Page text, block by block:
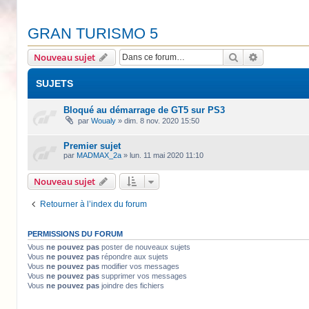
GRAN TURISMO 5
Nouveau sujet Rechercher
SUJETS
Bloqué au démarrage de GT5 sur PS3
parWoualy »dim. 8 nov. 2020 15:50
Premier sujet
par MADMAX_2a »lun. 11 mai 2020 11:10
Nouveau sujet
Retourner à l’index du forum
PERMISSIONS DU FORUM
Vousne pouvez pas poster de nouveaux sujets
Vousne pouvez pas répondre aux sujets
Vousne pouvez pas modifier vos messages
Vousne pouvez pas supprimer vos messages
Vousne pouvez pas joindre des fichiers